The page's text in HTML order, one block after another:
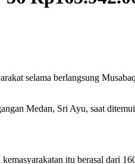
selama berlangsung
Medan, Sri Ayu, saat
itu berasal dari